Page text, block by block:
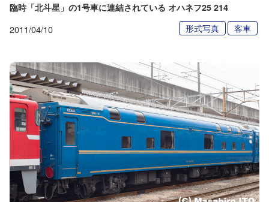
臨時「北斗星」の1号車に連結されている オハネフ25 214
2011/04/10 形式写真 客車